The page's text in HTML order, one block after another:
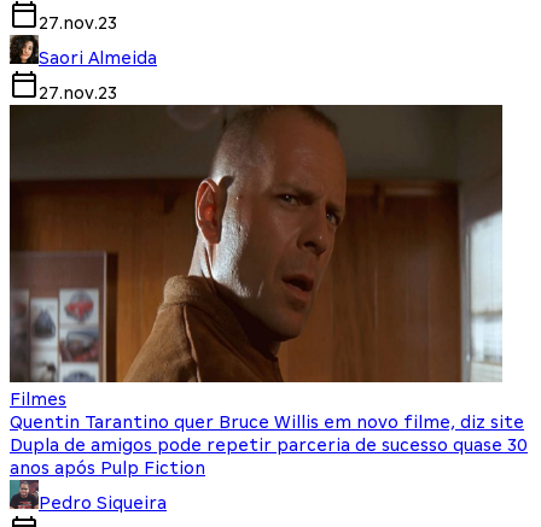
27.nov.23
Saori Almeida
27.nov.23
Filmes
Quentin Tarantino quer Bruce Willis em novo filme, diz site
Dupla de amigos pode repetir parceria de sucesso quase 30
anos após Pulp Fiction
Pedro Siqueira